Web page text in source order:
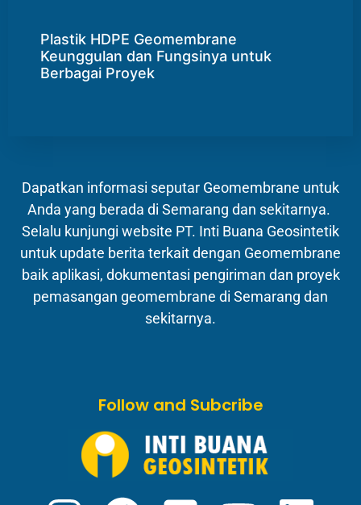
Plastik HDPE Geomembrane
Keunggulan dan Fungsinya untuk
Berbagai Proyek
Dapatkan informasi seputar Geomembrane untuk
Anda yang berada di Semarang dan sekitarnya.
Selalu kunjungi website PT. Inti Buana Geosintetik
untuk update berita terkait dengan Geomembrane
baik aplikasi, dokumentasi pengiriman dan proyek
pemasangan geomembrane di Semarang dan
sekitarnya.
Follow and Subcribe